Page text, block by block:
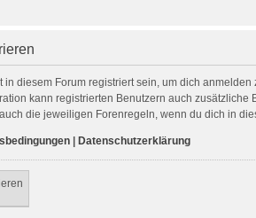
in diesem Forum registriert sein, um dich
kann registrierten Benutzern auch
die jeweiligen Forenregeln, wenn du dich in
Datenschutzerklärung